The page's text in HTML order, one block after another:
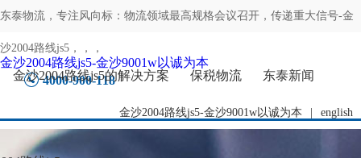
东泰物流，专注 风向标：物流领域最高规格会议召开，传递重大信号-金
沙2004路线js5 ，，，
4000-900-118
金沙2004路线js5-金沙9001w以诚为本 english
金沙2004路线js5-金沙9001w以诚为本
金沙2004路线js5的解决方案
保税物流 东泰新闻